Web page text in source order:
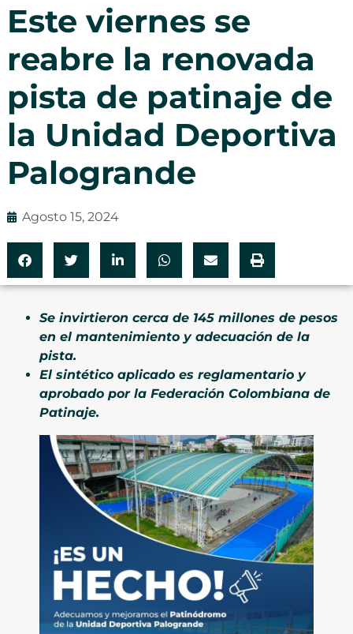
Este viernes se
reabre la renovada
pista de patinaje de
la Unidad Deportiva
Palogrande
Agosto 15, 2024
Se invirtieron cerca de 145 millones de pesos
en el mantenimiento y adecuación de la
pista.
El sintético aplicado es reglamentario y
aprobado por la Federación Colombiana de
Patinaje.